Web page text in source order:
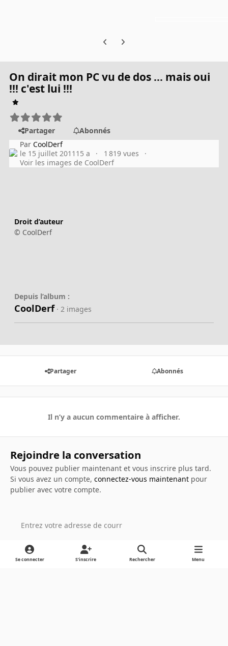
Previous carousel slide
Next carousel slide
On dirait mon PC vu de dos ... mais oui
!!! c'est lui !!!
Partager
Abonnés
ParCoolDerf
le 15 juillet 2011 15 a
1 819 vues
Voir les images de CoolDerf
Droit d’auteur
© CoolDerf
Depuis l’album :
CoolDerf · 2 images
Partager Abonnés
Il n’y a aucun commentaire à afficher.
Rejoindre la conversation
Vous pouvez publier maintenant et vous inscrire plus tard.
Si vous avez un compte, connectez-vous maintenantpour
publier avec votre compte.
Ajouter un commentaire…
Se connecter S’inscrire Rechercher Menu